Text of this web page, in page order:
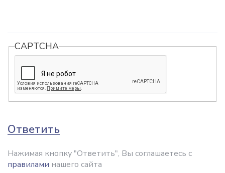
CAPTCHA
Ответить
Нажимая кнопку "Ответить", Вы соглашаетесь с
правилами нашего сайта